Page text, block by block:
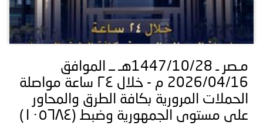
مـصر ـ 1447/10/28هـ ــ الموافق
2026/04/16 م - خلال ٢٤ ساعة مواصلة
الحملات المرورية بكافة الطرق والمحاور
على مستوى الجمهورية وضبط (۱۰٥٦٨٤)